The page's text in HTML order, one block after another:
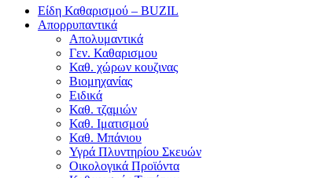
Είδη Καθαρισμού – BUZIL
Απορρυπαντικά
Απολυμαντικά
Γεν. Καθαρισμου
Καθ. χώρων κουζινας
Βιομηχανίας
Ειδικά
Καθ. τζαμιών
Καθ. Ιματισμού
Καθ. Μπάνιου
Υγρά Πλυντηρίου Σκευών
Οικολογικά Προϊόντα